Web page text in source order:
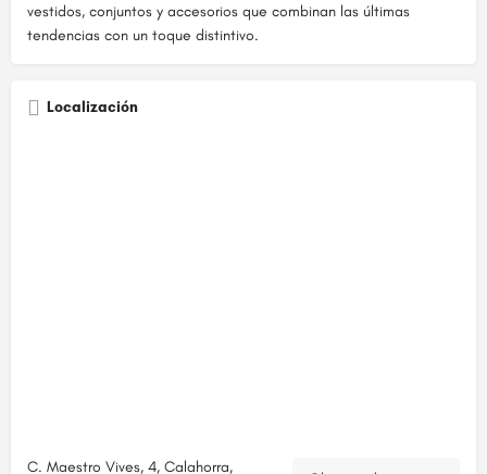
vestidos, conjuntos y accesorios que combinan las últimas
tendencias con un toque distintivo.
Localización
C. Maestro Vives, 4, Calahorra,